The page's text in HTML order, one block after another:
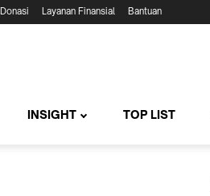
Donasi Layanan Finansial Bantuan
INSIGHT TOP LIST